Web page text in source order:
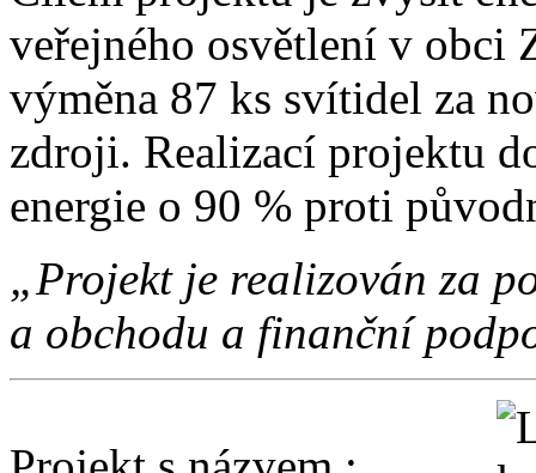
veřejného osvětlení v obci
výměna 87 ks svítidel za
zdroji. Realizací projektu
energie o 90 % proti
„Projekt je realizován
a obchodu a finanční